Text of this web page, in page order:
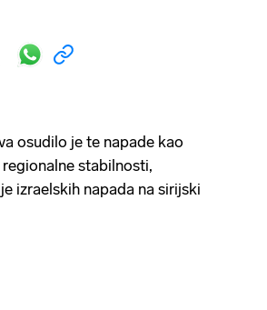
osudilo je te napade kao
stabilnosti,
izraelskih napada na sirijski